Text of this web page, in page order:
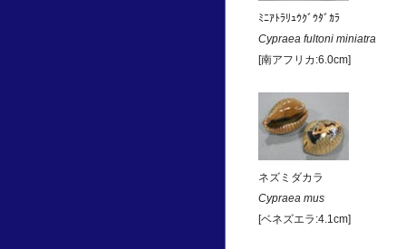
ﾐﾆｱﾄﾗﾘｭｳｸﾞｳﾀﾞｶﾗ
Cypraea fultoni miniatra
[南アフリカ:6.0cm]
ネズミダカラ
Cypraea mus
[ベネズエラ:4.1cm]